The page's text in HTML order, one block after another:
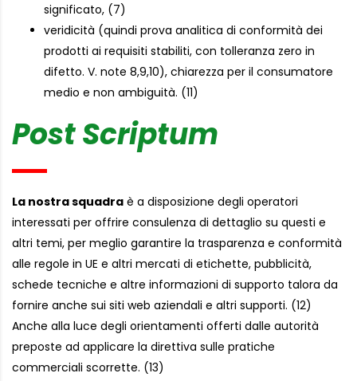
significato, (7)
veridicità (quindi prova analitica di conformità dei
prodotti ai requisiti stabiliti, con tolleranza zero in
difetto. V. note 8,9,10), chiarezza per il consumatore
medio e non ambiguità. (11)
Post Scriptum
La nostra squadra è a disposizione degli operatori
interessati per offrire consulenza di dettaglio su questi e
altri temi, per meglio garantire la trasparenza e conformità
alle regole in UE e altri mercati di etichette, pubblicità,
schede tecniche e altre informazioni di supporto talora da
fornire anche sui siti web aziendali e altri supporti. (12)
Anche alla luce degli orientamenti offerti dalle autorità
preposte ad applicare la direttiva sulle pratiche
commerciali scorrette. (13)